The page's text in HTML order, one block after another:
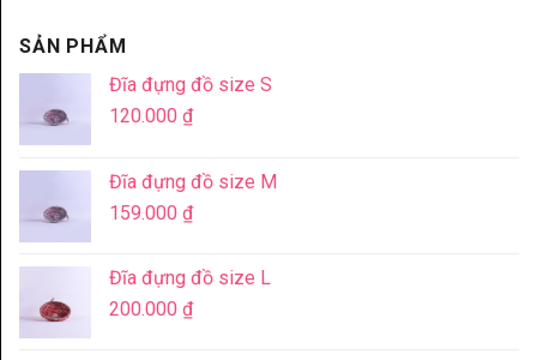
SẢN PHẨM
Đĩa đựng đồ size S
120.000 ₫
Đĩa đựng đồ size M
159.000 ₫
Đĩa đựng đồ size L
200.000 ₫